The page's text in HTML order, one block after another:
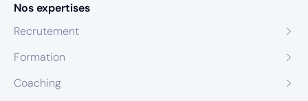
Nos expertises
Recrutement
Formation
Coaching